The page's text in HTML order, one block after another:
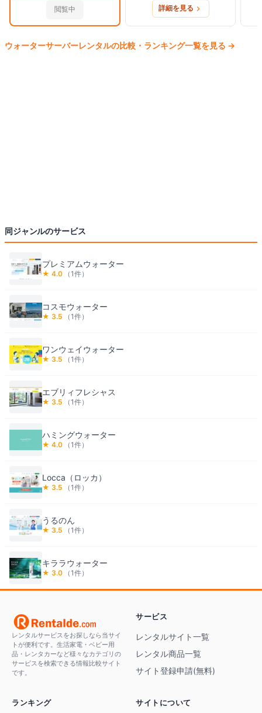
閲覧中 詳細を見る
ウォーターサーバーレンタルの比較・ランキング一覧を見る →
同ジャンルのサービス
プレミアムウォーター
★ 4.0 （1件）
コスモウォーター
★ 3.5 （1件）
ワンウェイウォーター
★ 3.5 （1件）
エブリィフレシャス
★ 3.5 （1件）
ハミングウォーター
★ 4.0 （1件）
Locca（ロッカ）
★ 3.5 （1件）
うるのん
★ 3.5 （1件）
キララウォーター
★ 3.0 （1件）
レンタルサービスをお探しなら当サイ
トが便利です。生活家電・ベビー用
品・レンタカーなど様々なカテゴリの
サービスを検索できる情報比較サイト
です。
サービス
レンタルサイト一覧
レンタル商品一覧
サイト登録申請(無料)
ランキング サイトについて